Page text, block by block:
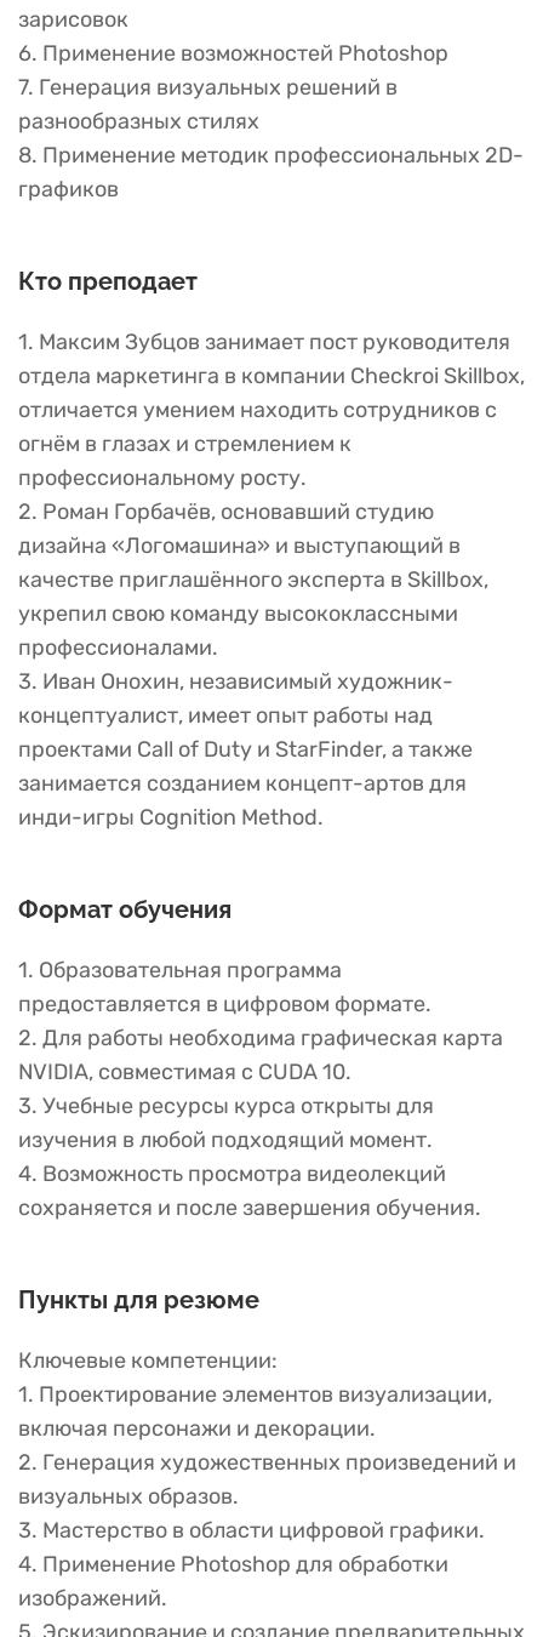
зарисовок
6. Применение возможностей Photoshop
7. Генерация визуальных решений в
разнообразных стилях
8. Применение методик профессиональных 2D-
графиков
Кто преподает
1. Максим Зубцов занимает пост руководителя
отдела маркетинга в компании Checkroi Skillbox,
отличается умением находить сотрудников с
огнём в глазах и стремлением к
профессиональному росту.
2. Роман Горбачёв, основавший студию
дизайна «Логомашина» и выступающий в
качестве приглашённого эксперта в Skillbox,
укрепил свою команду высококлассными
профессионалами.
3. Иван Онохин, независимый художник-
концептуалист, имеет опыт работы над
проектами Call of Duty и StarFinder, а также
занимается созданием концепт-артов для
инди-игры Cognition Method.
Формат обучения
1. Образовательная программа
предоставляется в цифровом формате.
2. Для работы необходима графическая карта
NVIDIA, совместимая с CUDA 10.
3. Учебные ресурсы курса открыты для
изучения в любой подходящий момент.
4. Возможность просмотра видеолекций
сохраняется и после завершения обучения.
Пункты для резюме
Ключевые компетенции:
1. Проектирование элементов визуализации,
включая персонажи и декорации.
2. Генерация художественных произведений и
визуальных образов.
3. Мастерство в области цифровой графики.
4. Применение Photoshop для обработки
изображений.